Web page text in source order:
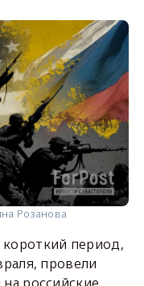
Розанова
период,
провели